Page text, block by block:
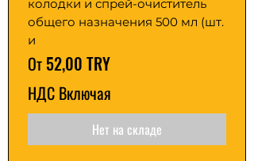
колодки и спрей-очиститель
общего назначения 500 мл (шт.
и
От 52,00 TRY
Цена со скидкой
НДС Включая
Нет на складе